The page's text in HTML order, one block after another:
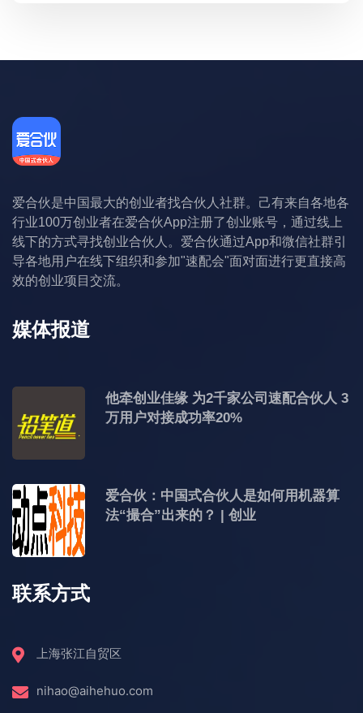
爱合伙是中国最大的创业者找合伙人社群。己有来自各地各
行业100万创业者在爱合伙App注册了创业账号，通过线上
线下的方式寻找创业合伙人。爱合伙通过App和微信社群引
导各地用户在线下组织和参加"速配会"面对面进行更直接高
效的创业项目交流。
媒体报道
他牵创业佳缘 为2千家公司速配合伙人 3
万用户对接成功率20%
爱合伙：中国式合伙人是如何用机器算
法“撮合”出来的？ | 创业
联系方式
上海张江自贸区
nihao@aihehuo.com